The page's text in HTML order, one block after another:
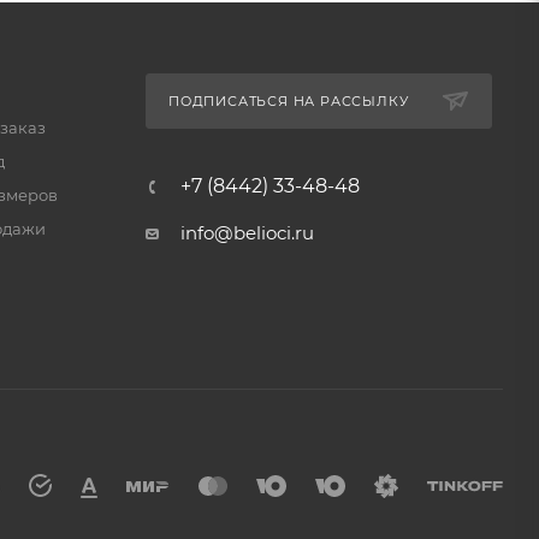
ПОДПИСАТЬСЯ НА РАССЫЛКУ
+7 (8442) 33-48-48
info@belioci.ru